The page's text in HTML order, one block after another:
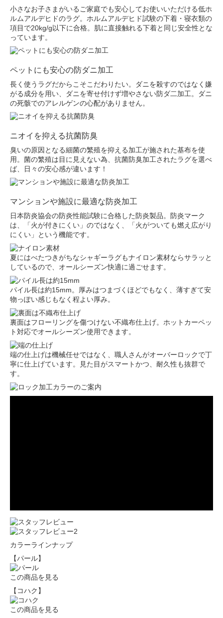
小さなお子さまがいるご家庭でも安心してお使いいただける低ホ
ルムアルデヒドのラグ。ホルムアルデヒド試験の下着・寝衣類の
項目で20kg/g以下に合格。肌に直接触れる下着と同じ安全性とな
っています。
ペットにも安心の防ダニ加工
長く使うラグだからこそこだわりたい。ダニを殺すのではなく嫌
がる成分を用い、ダニを寄せ付けず増やさない防ダ二加工。ダニ
の死骸でのアレルゲンの心配がありません。
ニオイを抑える抗菌防臭
臭いの原因となる細菌の繁殖を抑える加工が施された基布を使
用。菌の繁殖は目に見えない為、抗菌防臭加工されたラグを選べ
ば、日々の安心感が違います！
マンションや施設に最適な防炎加工
日本防炎協会の防炎性能試験に合格した防炎製品。防炎マーク
は、「火が付きにくい」のではなく、「火がついても燃え広がり
にくい」という機能です。
夏にはべたつきがちなシャギーラグもナイロン素材ならサラッと
しているので、オールシーズン快適に過ごせます。
パイル長は約15mm。厚みはつまづくほどでもなく、薄すぎて安
物っぽい感じもなく程よい厚み。
裏面はフローリングを傷つけない不織布仕上げ。ホットカーペッ
ト対応でオールシーズン使用できます。
端の仕上げは機械任せではなく、職人さんがオーバーロックで丁
寧に仕上げています。見た目がスマートかつ、耐久性も抜群で
す。
カラーラインナップ
【パール】
この商品を見る
【コハク】
この商品を見る